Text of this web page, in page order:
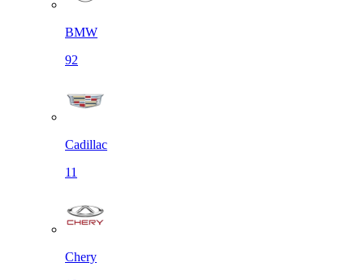
BMW
92
Cadillac
11
Chery